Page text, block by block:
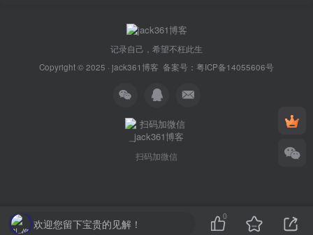
记录自己，希望不枉此生
Copyright © 2025 · jack361博客 备案号： 粤ICP备14055606号
扫码加微信
欢迎您留下宝贵的见解！
0
本站主题由Zibll子比主题强力驱动 联系作者